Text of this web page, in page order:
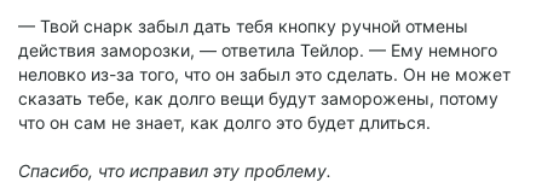
— Твой снарк забыл дать тебя кнопку ручной отмены
действия заморозки, — ответила Тейлор. — Ему немного
неловко из-за того, что он забыл это сделать. Он не может
сказать тебе, как долго вещи будут заморожены, потому
что он сам не знает, как долго это будет длиться.
Спасибо, что исправил эту проблему.